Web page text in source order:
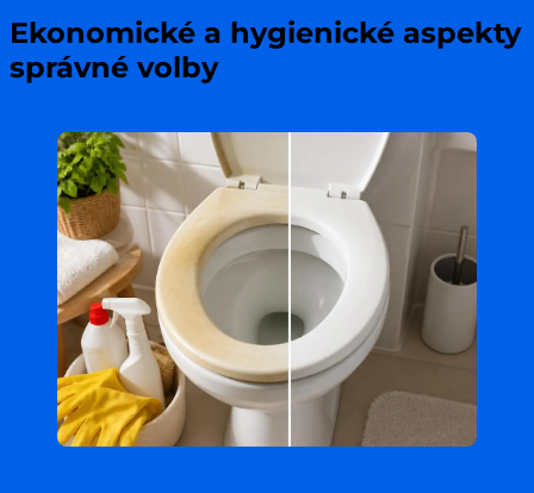
Ekonomické a hygienické aspekty
správné volby